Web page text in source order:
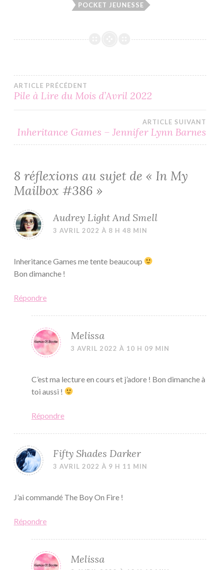
POCKET JEUNESSE
Navigation
l’article
ARTICLE PRÉCÉDENT
Pile à Lire du Mois d’Avril 2022
ARTICLE SUIVANT
Inheritance Games – Jennifer Lynn Barnes
8 réflexions au sujet de « In My
Mailbox #386 »
Audrey Light And Smell
3 AVRIL 2022 À 8 H 48 MIN
Inheritance Games me tente beaucoup
Bon dimanche !
Répondre
Melissa
3 AVRIL 2022 À 10 H 09 MIN
C’est ma lecture en cours et j’adore ! Bon dimanche à
toi aussi !
Répondre
Fifty Shades Darker
3 AVRIL 2022 À 9 H 11 MIN
J’ai commandé The Boy On Fire !
Répondre
Melissa